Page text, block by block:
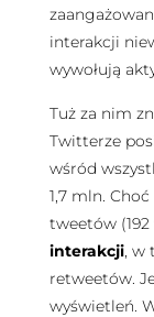
interakcji
wywołują
Tuż za nim
Twitterze
wśród
1,7 mln.
tweetów
interakcji, w
retweetów.
wyświetleń.